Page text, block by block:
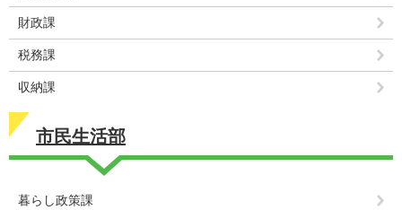
財政課
税務課
収納課
市民生活部
暮らし政策課